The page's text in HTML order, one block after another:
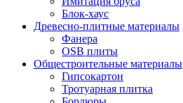
Блок-хаус
Древесно-плитные материалы
Фанера
OSB плиты
Общестроительные материалы
Гипсокартон
Тротуарная плитка